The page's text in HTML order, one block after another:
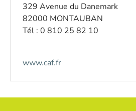
329 Avenue du Danemark
82000 MONTAUBAN
Tél : 0 810 25 82 10
www.caf.fr